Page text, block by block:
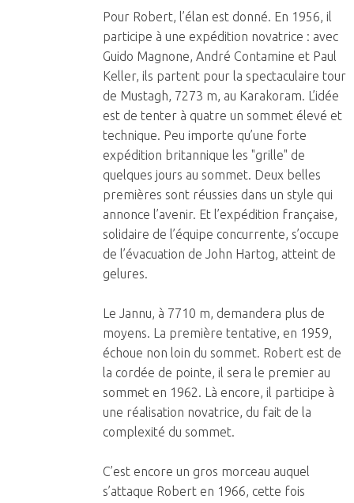
Pour Robert, l’élan est donné. En 1956, il
participe à une expédition novatrice : avec
Guido Magnone, André Contamine et Paul
Keller, ils partent pour la spectaculaire tour
de Mustagh, 7273 m, au Karakoram. L’idée
est de tenter à quatre un sommet élevé et
technique. Peu importe qu’une forte
expédition britannique les "grille" de
quelques jours au sommet. Deux belles
premières sont réussies dans un style qui
annonce l’avenir. Et l’expédition française,
solidaire de l’équipe concurrente, s’occupe
de l’évacuation de John Hartog, atteint de
gelures.
Le Jannu, à 7710 m, demandera plus de
moyens. La première tentative, en 1959,
échoue non loin du sommet. Robert est de
la cordée de pointe, il sera le premier au
sommet en 1962. Là encore, il participe à
une réalisation novatrice, du fait de la
complexité du sommet.
C’est encore un gros morceau auquel
s’attaque Robert en 1966, cette fois